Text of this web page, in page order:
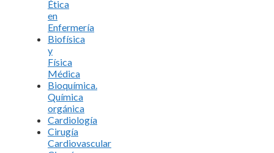
Ética
en
Enfermería
Biofísica
y
Física
Médica
Bioquímica.
Química
orgánica
Cardiología
Cirugía
Cardiovascular